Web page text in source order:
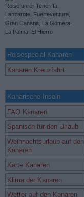
Reisespecial Kanaren
Kanaren Kreuzfahrt
Kanarische Inseln
FAQ Kanaren
Spanisch für den Urlaub
Weihnachtsurlaub auf den
Kanaren
Karte Kanaren
Klima der Kanaren
Wetter auf den Kanaren